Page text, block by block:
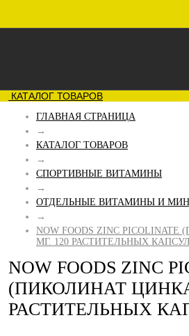
КАТАЛОГ ТОВАРОВ
ГЛАВНАЯ СТРАНИЦА
→
КАТАЛОГ ТОВАРОВ
→
СПОРТИВНЫЕ ВИТАМИНЫ
→
ОТДЕЛЬНЫЕ ВИТАМИНЫ И
→
NOW FOODS ZINC
МГ. 120 РАСТИТЕЛЬНЫХ КАПСУЛ
NOW FOODS ZINC
(ПИКОЛИНАТ
РАСТИТЕЛЬНЫХ